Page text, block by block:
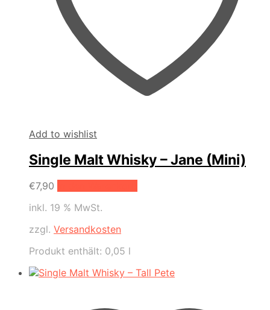
Add to wishlist
Single Malt Whisky – Jane (Mini)
€7,90
inkl. 19 % MwSt.
zzgl. Versandkosten
Produkt enthält: 0,05 l